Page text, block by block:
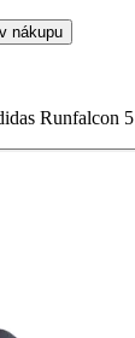
nákupu
Runfalcon 5